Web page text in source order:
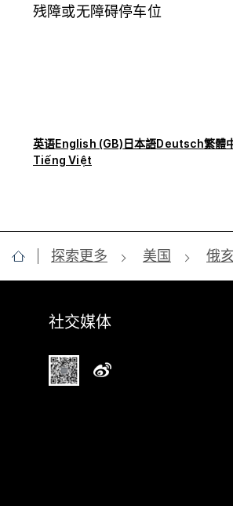
残障或无障碍停车位
英语English (GB)日本語Deutsch繁體
Tiếng Việt
探索更多 美国 俄
社交媒体